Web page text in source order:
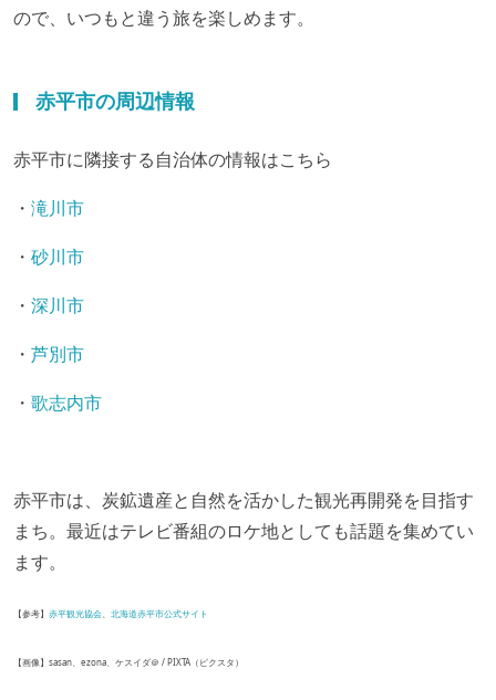
ので、いつもと違う旅を楽しめます。
赤平市の周辺情報
赤平市に隣接する自治体の情報はこちら
・ 滝川市
・ 砂川市
・ 深川市
・ 芦別市
・ 歌志内市
赤平市は、炭鉱遺産と自然を活かした観光再開発を目指す
まち。最近はテレビ番組のロケ地としても話題を集めてい
ます。
【参考】 赤平観光協会 北海道赤平市公式サイト
【画像】sasan、ezona、ケスイダ＠ / PIXTA（ピクスタ）